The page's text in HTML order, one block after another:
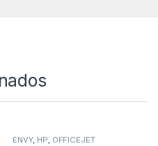
ENVY, HP, OFFICEJET